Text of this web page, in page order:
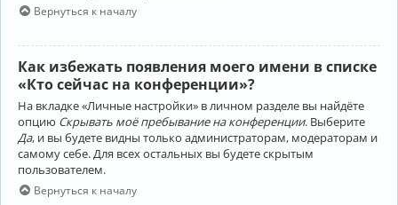
Вернуться к началу
Как избежать появления моего имени в списке
«Кто сейчас на конференции»?
На вкладке «Личные настройки» в личном разделе вы найдёте
опцию Скрывать моё пребывание на конференции. Выберите
Да, и вы будете видны только администраторам, модераторам и
самому себе. Для всех остальных вы будете скрытым
пользователем.
Вернуться к началу